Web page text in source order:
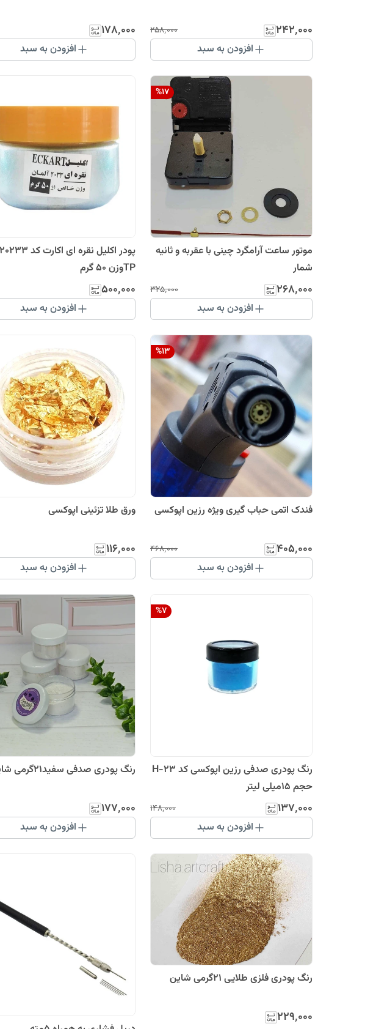
۲۴۲٬۰۰۰ ۲۵۸٬۰۰۰
افزودن به سبد
۱۷۸٬۰۰۰
افزودن به سبد
%17
موتور ساعت آرامگرد چینی با عقربه و ثانیه
شمار
۲۶۸٬۰۰۰ ۳۲۵٬۰۰۰
افزودن به سبد
TPوزن 50 گرم
۵۰۰٬۰۰۰
افزودن به سبد
%13
فندک اتمی حباب گیری ویژه رزین اپوکسی
۴۰۵٬۰۰۰ ۴۶۸٬۰۰۰
افزودن به سبد
ورق طلا تزئینی اپوکسی
۱۱۶٬۰۰۰
افزودن به سبد
%7
رنگ پودری صدفی رزین اپوکسی کد H-23
حجم 15میلی لیتر
۱۳۷٬۰۰۰ ۱۴۸٬۰۰۰
افزودن به سبد
رنگ پودری صدفی سفید21گرمی شاین
۱۷۷٬۰۰۰
افزودن به سبد
رنگ پودری فلزی طلایی 21گرمی شاین
۲۲۹٬۰۰۰